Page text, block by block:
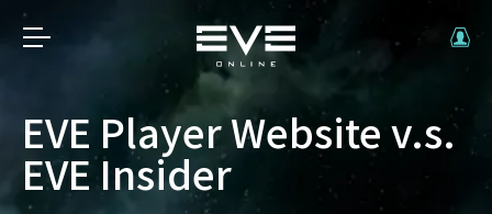
EVE Player Website v.s.
EVE Insider